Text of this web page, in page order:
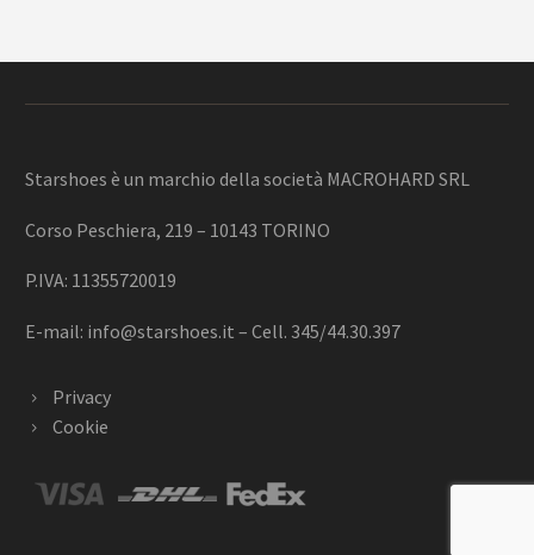
Starshoes è un marchio della società MACROHARD SRL
Corso Peschiera, 219 – 10143 TORINO
P.IVA: 11355720019
E-mail: info@starshoes.it – Cell. 345/44.30.397
Privacy
Cookie